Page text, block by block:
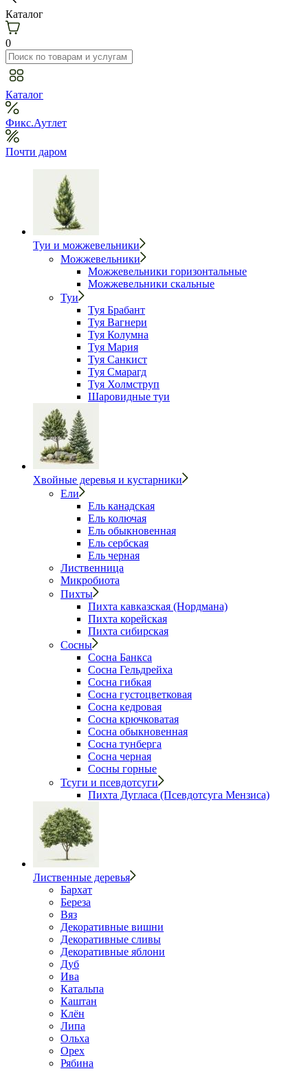
Каталог
0
Каталог
Фикс.Аутлет
Почти даром
Туи и можжевельники
Можжевельники
Можжевельники горизонтальные
Можжевельники скальные
Туи
Туя Брабант
Туя Вагнери
Туя Колумна
Туя Мария
Туя Санкист
Туя Смарагд
Туя Холмструп
Шаровидные туи
Хвойные деревья и кустарники
Ели
Ель канадская
Ель колючая
Ель обыкновенная
Ель сербская
Ель черная
Лиственница
Микробиота
Пихты
Пихта кавказская (Нордмана)
Пихта корейская
Пихта сибирская
Сосны
Сосна Банкса
Сосна Гельдрейха
Сосна гибкая
Сосна густоцветковая
Сосна кедровая
Сосна крючковатая
Сосна обыкновенная
Сосна тунберга
Сосна черная
Сосны горные
Тсуги и псевдотсуги
Пихта Дугласа (Псевдотсуга Мензиса)
Лиственные деревья
Бархат
Береза
Вяз
Декоративные вишни
Декоративные сливы
Декоративные яблони
Дуб
Ива
Катальпа
Каштан
Клён
Липа
Ольха
Орех
Рябина